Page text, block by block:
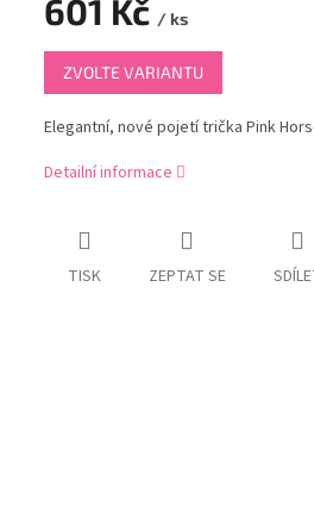
601 Kč / ks
Měrná
cena:
ZVOLTE VARIANTU
Elegantní, nové pojetí trička Pink
Detailní informace
TISK ZEPTAT SE